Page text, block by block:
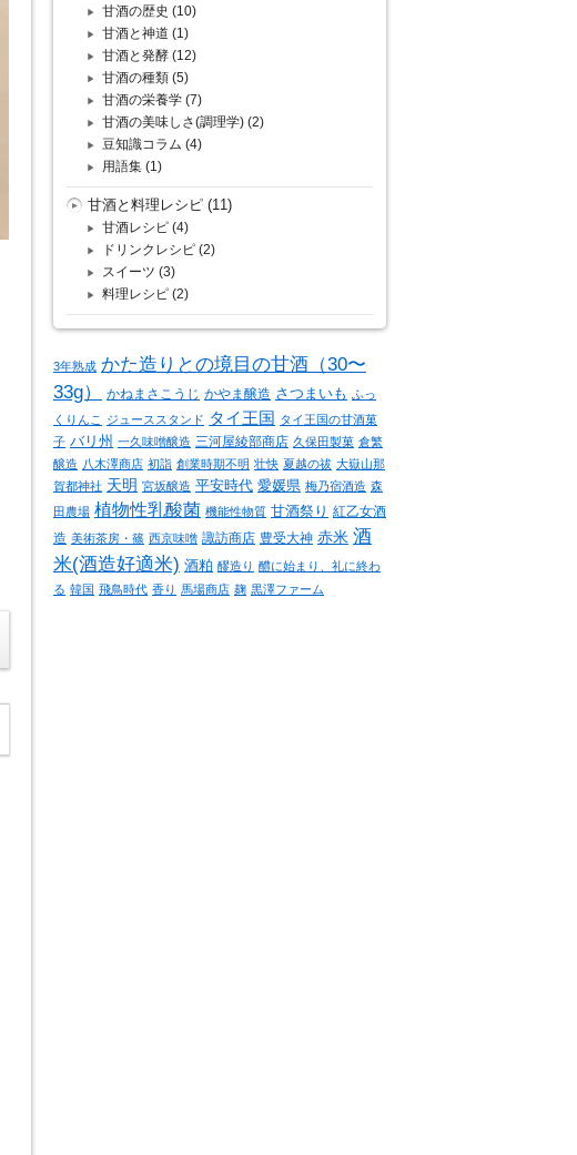
甘酒の歴史 (10)
甘酒と神道 (1)
甘酒と発酵 (12)
甘酒の種類 (5)
甘酒の栄養学 (7)
甘酒の美味しさ(調理学) (2)
豆知識コラム (4)
用語集 (1)
甘酒と料理レシピ (11)
甘酒レシピ (4)
ドリンクレシピ (2)
スイーツ (3)
料理レシピ (2)
3年熟成 かた造りとの境目の甘酒（30〜
33g）
かねまさこうじ かやま醸造 さつまいも ふっ
くりんこ
ジューススタンド タイ王国 タイ王国の甘酒菓
子 バリ州 一久味噌醸造 三河屋綾部商店 久保田製菓 倉繁
醸造 八木澤商店 初詣 創業時期不明 壮快 夏越の祓 大嶽山那
賀都神社 天明 宮坂醸造 平安時代 愛媛県 梅乃宿酒造 森
田農場 植物性乳酸菌 機能性物質 甘酒祭り 紅乙女酒
造 美術茶房・篠 西京味噌 諏訪商店 豊受大神 赤米 酒
米(酒造好適米) 酒粕 醪造り 醴に始まり、礼に終わ
る 韓国 飛鳥時代 香り 馬場商店 麹 黒澤ファーム